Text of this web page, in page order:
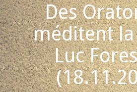
Des
méditent
Luc